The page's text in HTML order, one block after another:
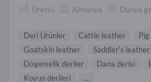
Üretici Almanya Dünya
Deri Ürünler Cattle leather
Goatskin leather
Saddler's leather
Döşemelik deriler
Dana derisi
Koyun derileri
...